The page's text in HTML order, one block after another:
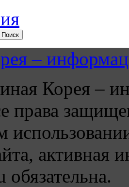
–
Корея –
права
активная
обязательна.